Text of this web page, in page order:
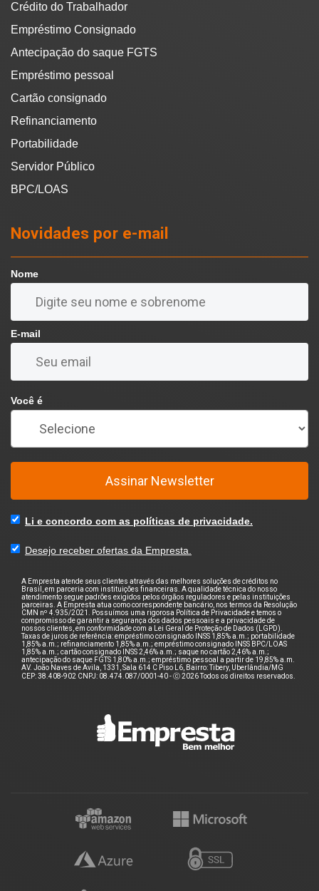
Crédito do Trabalhador
Empréstimo Consignado
Antecipação do saque FGTS
Empréstimo pessoal
Cartão consignado
Refinanciamento
Portabilidade
Servidor Público
BPC/LOAS
Novidades por e-mail
Nome
E-mail
Você é
Assinar Newsletter
Li e concordo com as políticas de privacidade.
Desejo receber ofertas da Empresta.
A Empresta atende seus clientes através das melhores soluções de créditos no
Brasil, em parceria com instituições financeiras. A qualidade técnica do nosso
atendimento segue padrões exigidos pelos órgãos reguladores e pelas instituições
parceiras. A Empresta atua como correspondente bancário, nos termos da Resolução
CMN nº 4.935/2021. Possuímos uma rigorosa Política de Privacidade e temos o
compromisso de garantir a segurança dos dados pessoais e a privacidade de
nossos clientes, em conformidade com a Lei Geral de Proteção de Dados (LGPD).
Taxas de juros de referência: empréstimo consignado INSS 1,85% a.m.; portabilidade
1,85% a.m.; refinanciamento 1,85% a.m.; empréstimo consignado INSS BPC/LOAS
1,85% a.m.; cartão consignado INSS 2,46% a.m.; saque no cartão 2,46% a.m.;
antecipação do saque FGTS 1,80% a.m.; empréstimo pessoal a partir de 19,85% a.m.
AV. João Naves de Avila, 1331, Sala 614 C Piso L6, Bairro: Tibery, Uberlândia/MG
CEP: 38.408-902 CNPJ: 08.474.087/0001-40 - ⓒ 2026 Todos os direitos reservados.